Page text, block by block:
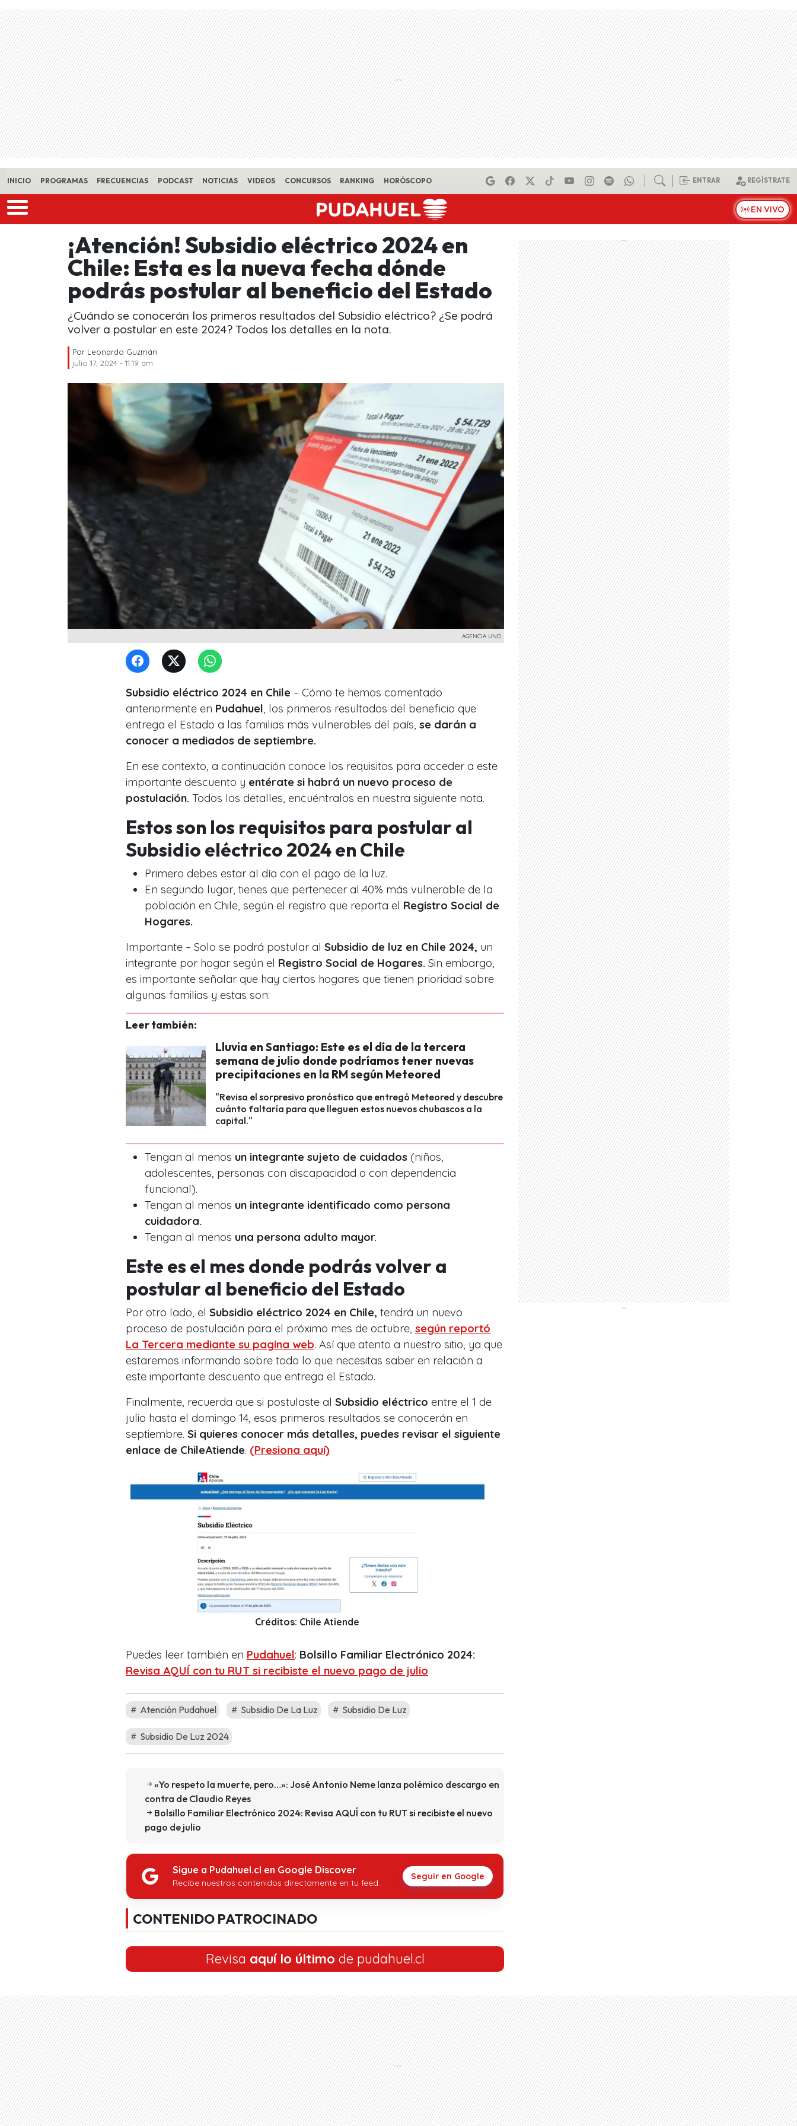
Skip to main content
INICIO PROGRAMAS FRECUENCIAS PODCAST NOTICIAS VIDEOS CONCURSOS RANKING HORÓSCOPO ENTRAR REGÍSTRATE
EN VIVO
¡Atención! Subsidio eléctrico 2024 en
Chile: Esta es la nueva fecha dónde
podrás postular al beneficio del Estado
¿Cuándo se conocerán los primeros resultados del Subsidio eléctrico? ¿Se podrá
volver a postular en este 2024? Todos los detalles en la nota.
Por Leonardo Guzmán
julio 17, 2024 - 11:19 am
AGENCIA UNO
Subsidio eléctrico 2024 en Chile – Cómo te hemos comentado
anteriormente en Pudahuel , los primeros resultados del beneficio que
entrega el Estado a las familias más vulnerables del país, se darán a
conocer a mediados de septiembre.
En ese contexto, a continuación conoce los requisitos para acceder a este
importante descuento y entérate si habrá un nuevo proceso de
postulación. Todos los detalles, encuéntralos en nuestra siguiente nota.
Estos son los requisitos para postular al
Subsidio eléctrico 2024 en Chile
Primero debes estar al día con el pago de la luz.
En segundo lugar, tienes que pertenecer al 40% más vulnerable de la
población en Chile, según el registro que reporta el Registro Social de
Hogares.
Importante – Solo se podrá postular al Subsidio de luz en Chile 2024, un
integrante por hogar según el Registro Social de Hogares. Sin embargo,
es importante señalar que hay ciertos hogares que tienen prioridad sobre
algunas familias y estas son:
Leer también:
Lluvia en Santiago: Este es el día de la tercera
semana de julio donde podríamos tener nuevas
precipitaciones en la RM según Meteored
"Revisa el sorpresivo pronóstico que entregó Meteored y descubre
cuánto faltaría para que lleguen estos nuevos chubascos a la
capital."
Tengan al menos un integrante sujeto de cuidados (niños,
adolescentes, personas con discapacidad o con dependencia
funcional).
Tengan al menos un integrante identificado como persona
cuidadora.
Tengan al menos una persona adulto mayor.
Este es el mes donde podrás volver a
postular al beneficio del Estado
Por otro lado, el Subsidio eléctrico 2024 en Chile, tendrá un nuevo
proceso de postulación para el próximo mes de octubre, según reportó
La Tercera mediante su pagina web. Así que atento a nuestro sitio, ya que
estaremos informando sobre todo lo que necesitas saber en relación a
este importante descuento que entrega el Estado.
Finalmente, recuerda que si postulaste al Subsidio eléctrico entre el 1 de
julio hasta el domingo 14, esos primeros resultados se conocerán en
septiembre. Si quieres conocer más detalles, puedes revisar el siguiente
enlace de ChileAtiende. (Presiona aquí)
Créditos: Chile Atiende
Puedes leer también en Pudahuel: Bolsillo Familiar Electrónico 2024:
Revisa AQUÍ con tu RUT si recibiste el nuevo pago de julio
Atención Pudahuel Subsidio De La Luz Subsidio De Luz
Subsidio De Luz 2024
«Yo respeto la muerte, pero…»: José Antonio Neme lanza polémico descargo en
contra de Claudio Reyes
Bolsillo Familiar Electrónico 2024: Revisa AQUÍ con tu RUT si recibiste el nuevo
pago de julio
Sigue a Pudahuel.cl en Google Discover
Recibe nuestros contenidos directamente en tu feed.
Seguir en Google
CONTENIDO PATROCINADO
Revisa aquí lo último de pudahuel.cl